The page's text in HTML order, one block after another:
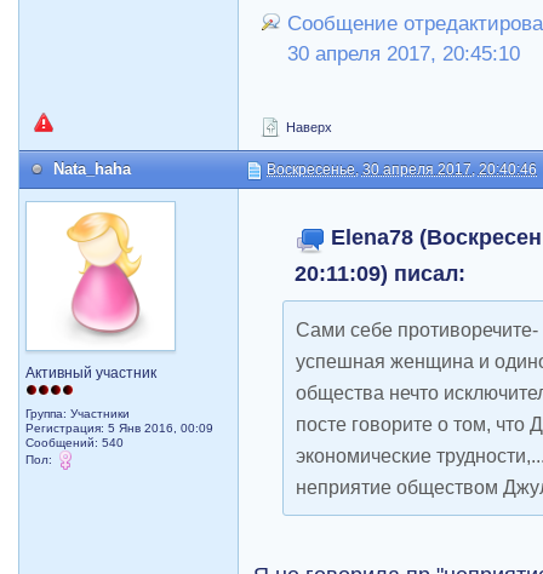
Сообщение
30 апреля 2017, 20:45:10
Наверх
Nata_haha Воскресенье, 30 апреля 2017, 20:40:46
Активный участник
Группа: Участники
Регистрация: 5 Янв 2016, 00:09
Сообщений: 540
Пол:
Elena78
20:11:09) писал:
Сами себе противоречите-
успешная женщина и
общества нечто
посте говорите о том, что
экономические
неприятие обществом